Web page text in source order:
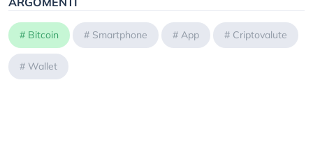
# Bitcoin # Smartphone # App # Criptovalute
# Wallet